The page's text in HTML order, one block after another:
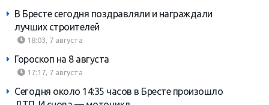
В Бресте сегодня поздравляли и награждали
лучших строителей
18:03, 7 августа
Гороскоп на 8 августа
17:17, 7 августа
Сегодня около 14:35 часов в Бресте произошло